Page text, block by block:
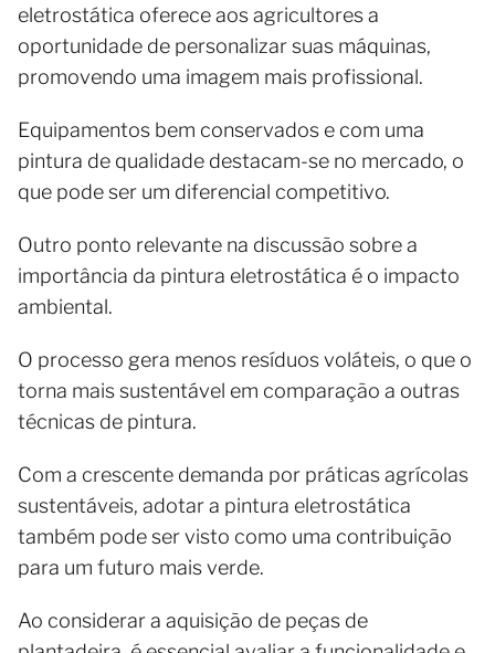
eletrostática oferece aos agricultores a
oportunidade de personalizar suas máquinas,
promovendo uma imagem mais profissional.
Equipamentos bem conservados e com uma
pintura de qualidade destacam-se no mercado, o
que pode ser um diferencial competitivo.
Outro ponto relevante na discussão sobre a
importância da pintura eletrostática é o impacto
ambiental.
O processo gera menos resíduos voláteis, o que o
torna mais sustentável em comparação a outras
técnicas de pintura.
Com a crescente demanda por práticas agrícolas
sustentáveis, adotar a pintura eletrostática
também pode ser visto como uma contribuição
para um futuro mais verde.
Ao considerar a aquisição de peças de